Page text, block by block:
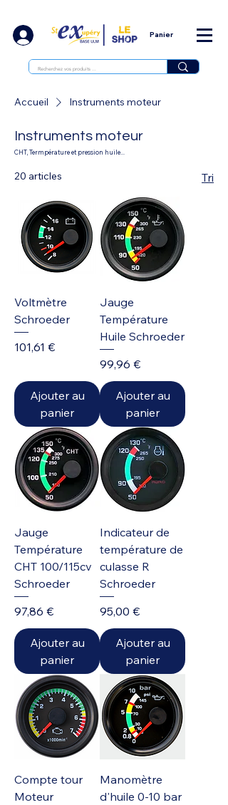
Panier
Accueil Instruments moteur
Instruments moteur
CHT, Termpérature et pression huile...
20 articles Tri
Voltmètre
Schroeder
Prix
101,61 €
Ajouter au
panier
Jauge
Température
Huile Schroeder
Prix
99,96 €
Ajouter au
panier
Jauge
Température
CHT 100/115cv
Schroeder
Prix
97,86 €
Ajouter au
panier
Indicateur de
température de
culasse R
Schroeder
Prix
95,00 €
Ajouter au
panier
Compte tour
Moteur
Manomètre
d'huile 0-10 bar